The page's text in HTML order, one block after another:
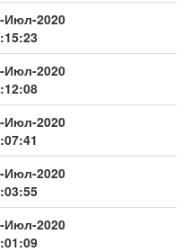
Июл-2020
Июл-2020
Июл-2020
Июл-2020
Июл-2020